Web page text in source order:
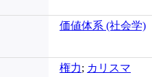
価値体系 (社会学)
権力; カリスマ